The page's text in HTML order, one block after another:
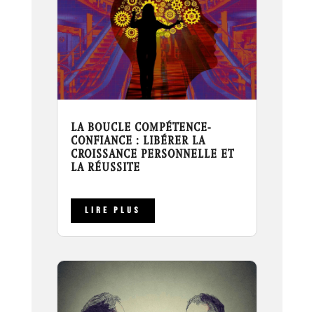
LA BOUCLE COMPÉTENCE-
CONFIANCE : LIBÉRER LA
CROISSANCE PERSONNELLE ET
LA RÉUSSITE
LIRE PLUS